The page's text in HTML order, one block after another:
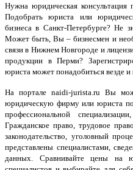
Нужна юридическая
Подобрать юриста или
бизнеса в Санкт-Петербурге? Не
Может быть, Вы – бизнесмен и
связи в Нижнем Новгороде и
продукции в Перми?
юриста может понадобиться везде и
На портале naidi-jurista.ru Вы
юридическую фирму или юриста по
профессиональной
Гражданское право, трудовое
законодательство, уголовный
представлены специалистами,
данных. Сравнивайте цены на